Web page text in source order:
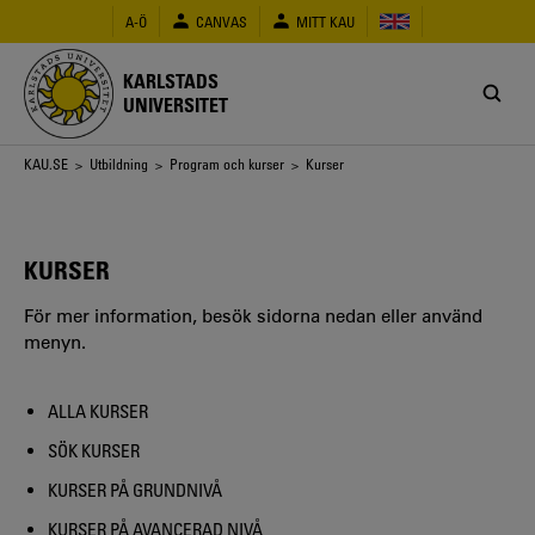
huvudinnehåll
A-Ö CANVAS MITT KAU
KARLSTADS
UNIVERSITET
Länkstig
KAU.SE > Utbildning > Program och kurser > Kurser
KURSER
För mer information, besök sidorna nedan eller använd
menyn.
ALLA KURSER
SÖK KURSER
KURSER PÅ GRUNDNIVÅ
KURSER PÅ AVANCERAD NIVÅ